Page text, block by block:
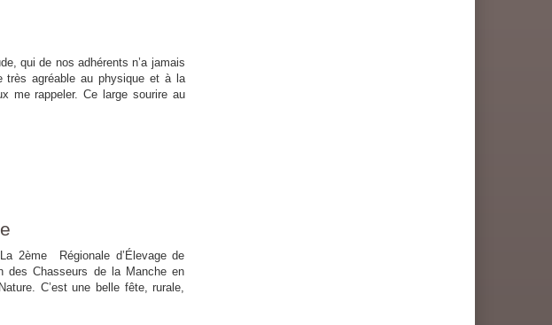
nos adhérents n’a jamais
très agréable au physique et à la
me rappeler. Ce large sourire au
Régionale d’Élevage de
des Chasseurs de la Manche en
C’est une belle fête, rurale,